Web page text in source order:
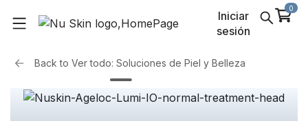
Iniciar
sesión
0
Back to Ver todo: Soluciones de Piel y Belleza